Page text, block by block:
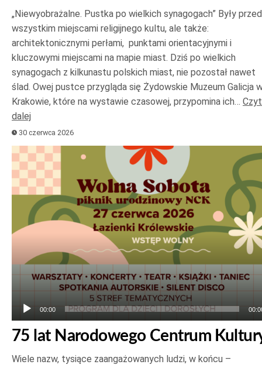
„Niewyobrażalne. Pustka po wielkich synagogach” Były
wszystkim miejscami religijnego kultu, ale także:
architektonicznymi perłami, punktami orientacyjnymi i
kluczowymi miejscami na mapie miast. Dziś po wielkich
synagogach z kilkunastu polskich miast, nie pozostał nawet
ślad. Owej pustce przygląda się Żydowskie Muzeum Galicja
Krakowie, które na wystawie czasowej, przypomina ich…
dalej
30 czerwca 2026
Odtwarzacz
plików
dźwiękowych
00:00
75 lat Narodowego Centrum
Wiele nazw, tysiące zaangażowanych ludzi, w końcu –